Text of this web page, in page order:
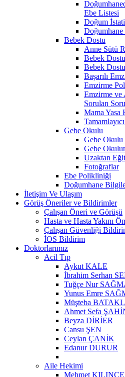
Ebe Listesi
Doğum
Doğumhane
Bebek Dostu
Anne Sütü
Bebek
Bebek
Başarılı
Emzirme
Emzirme ve
Sorulan
Mama Yasa
Gebe Okulu
Gebe Okulu
Gebe
Uzaktan
Fotoğraflar
Ebe Polikliniği
Doğumhane
İletişim Ve Ulaşım
Görüş Öneriler ve Bildirimler
Çalışan Öneri ve Görüşü
Hasta ve Hasta Yakını
Çalışan Güvenliği
İOS Bildirim
Doktorlarımız
Acil Tıp
Aykut KALE
İbrahim Serhan
Tuğçe Nur
Yunus Emre
Müşteba
Ahmet Sefa
Beyza DİRİER
Cansu ŞEN
Ceylan ÇANİK
Edanur DURUR
Aile Hekimi
Mehmet